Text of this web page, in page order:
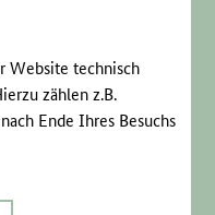
Website technisch
zählen z.B.
Ende Ihres Besuchs